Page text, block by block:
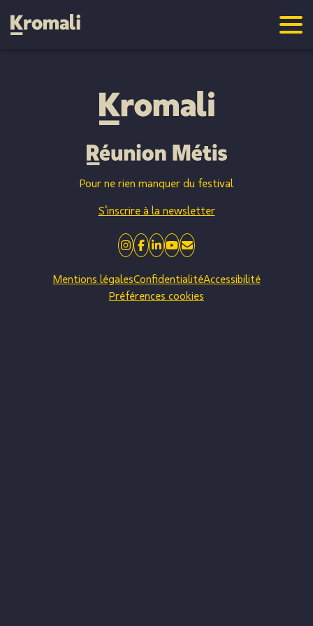
Pour ne rien manquer du festival
S’inscrire à la newsletter
Mentions légalesConfidentialitéAccessibilité
Préférences cookies